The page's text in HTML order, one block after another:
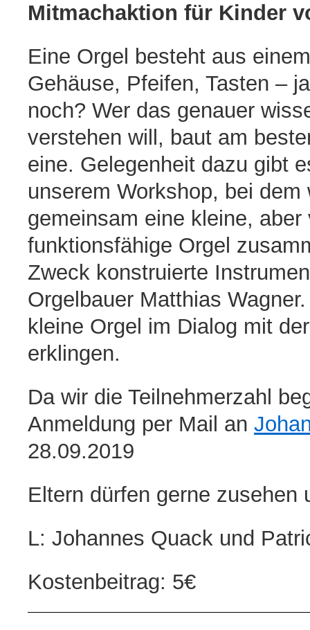
Mitmachaktion für Kinder
Eine Orgel besteht aus
Gehäuse, Pfeifen, Tasten –
noch? Wer das genauer
verstehen will, baut am
eine. Gelegenheit dazu gibt
unserem Workshop, bei dem
gemeinsam eine kleine, aber
funktionsfähige Orgel
Zweck konstruierte
Orgelbauer Matthias
kleine Orgel im Dialog mit
erklingen.
Da wir die Teilnehmerzahl
Anmeldung per Mail an
28.09.2019
Eltern dürfen gerne zusehen
L: Johannes Quack und
Kostenbeitrag: 5€